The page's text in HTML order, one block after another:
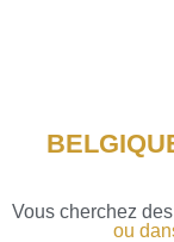
Vous cherchez
ou